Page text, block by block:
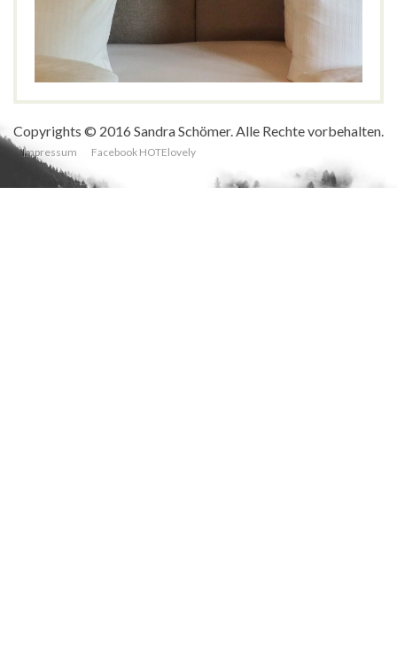
Copyrights © 2016 Sandra Schömer. Alle Rechte vorbehalten.
Impressum Facebook HOTElovely